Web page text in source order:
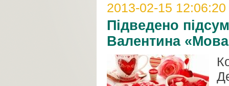
2013-02-15 12:06:20
Підведено
Валентина